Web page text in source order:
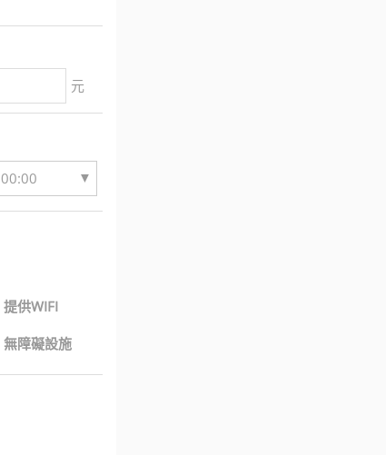
元
00:00 ▼
提供WIFI
無障礙設施